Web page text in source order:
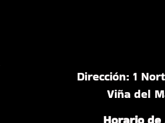
Dirección: 1
Viña del